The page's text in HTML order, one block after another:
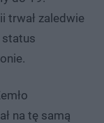
trwał zaledwie
status
na tę samą